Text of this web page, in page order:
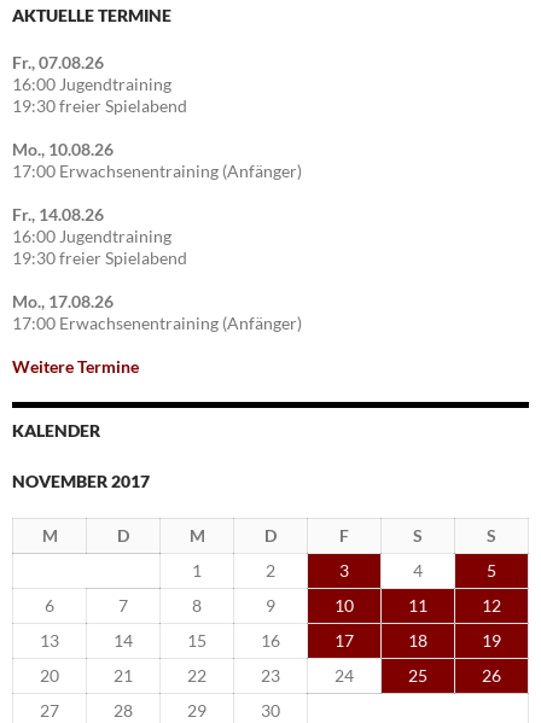
AKTUELLE TERMINE
Fr., 07.08.26
16:00 Jugendtraining
19:30 freier Spielabend
Mo., 10.08.26
17:00 Erwachsenentraining (Anfänger)
Fr., 14.08.26
16:00 Jugendtraining
19:30 freier Spielabend
Mo., 17.08.26
17:00 Erwachsenentraining (Anfänger)
Weitere Termine
KALENDER
NOVEMBER 2017
M D M D F S
S
1
2 3 4
5
6
7 8 9 10 11
12
13
14 15 16 17 18
19
20
21 22 23 24 25
26
27
28 29
30